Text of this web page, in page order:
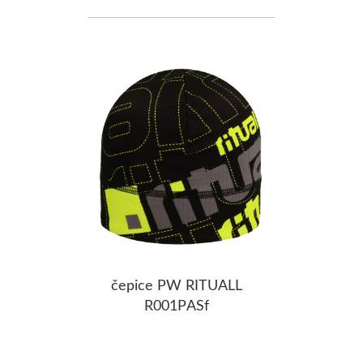
čepice PW RITUALL
R001PASf